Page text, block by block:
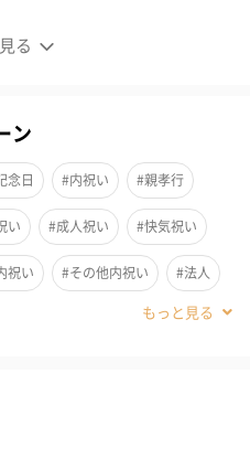
る
送料を頂戴しております。あ
ざいます
がついたクリスマス限定Ver.
ーズ
ン
念日 #内祝い #親孝行
い #成人祝い #快気祝い
祝い #その他内祝い #法人
#クリスマス